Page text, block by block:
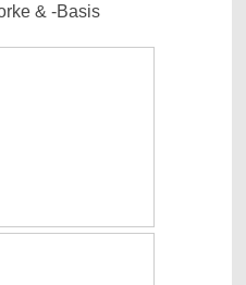
& -Basis